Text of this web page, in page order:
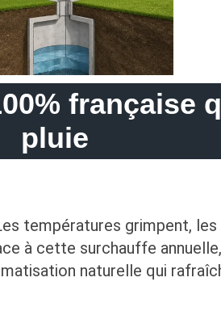
française
pluie
températures grimpent,
à cette surchauffe
naturelle qui